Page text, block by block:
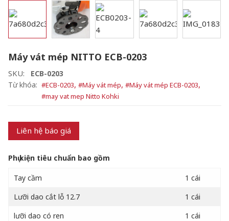
Máy vát mép NITTO ECB-0203
SKU:
ECB-0203
Từ khóa: #ECB-0203, #Máy vát mép, #Máy vát mép ECB-0203,
#may vat mep Nitto Kohki
Liên hệ báo giá
Phụ kiện tiêu chuẩn bao gồm
Tay cầm
1 cái
Lưỡi dao cắt lỗ 12.7
1 cái
lưỡi dao có ren
1 cái